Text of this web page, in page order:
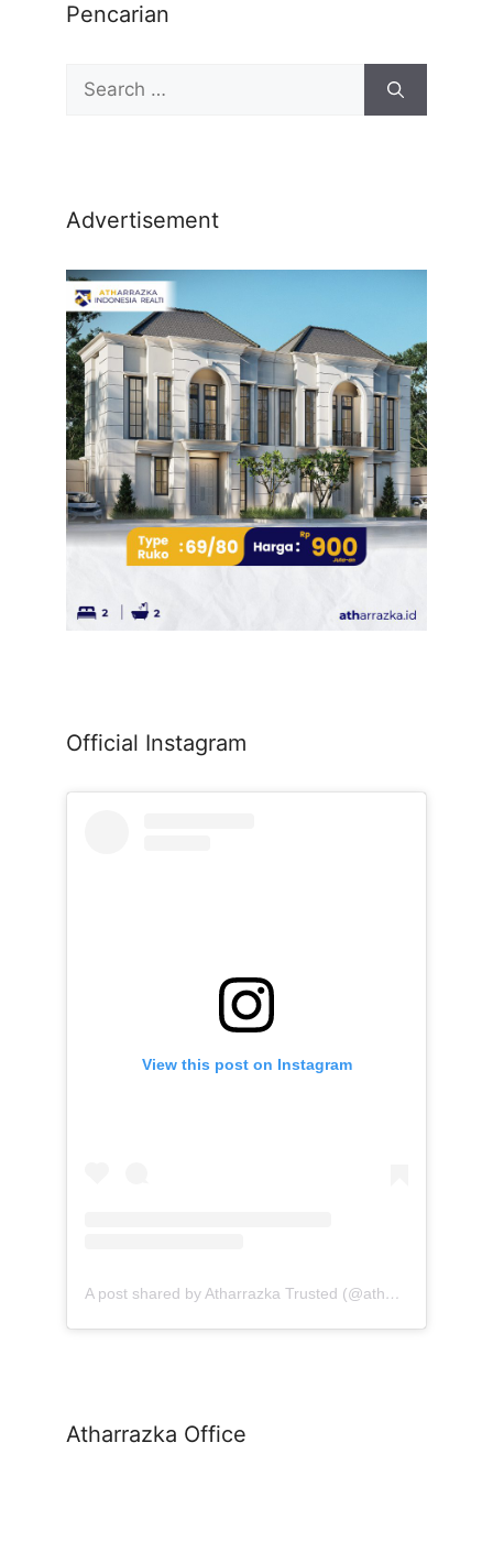
Pencarian
Advertisement
Official Instagram
View this post on Instagram
A post shared by Atharrazka Trusted (@atharrazka.agency)
Atharrazka Office